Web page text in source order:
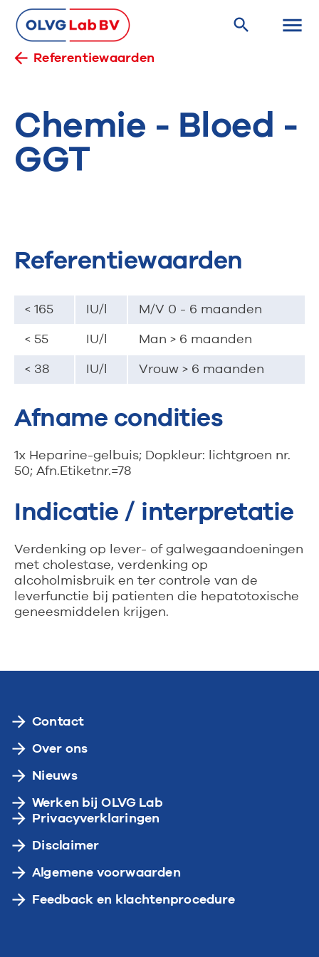
Referentiewaarden
Chemie - Bloed -
GGT
Referentiewaarden
< 165 IU/l M/V 0 - 6 maanden
< 55 IU/l Man > 6 maanden
< 38 IU/l Vrouw > 6 maanden
Afname condities
1x Heparine-gelbuis; Dopkleur: lichtgroen nr.
50; Afn.Etiketnr.=78
Indicatie / interpretatie
Verdenking op lever- of galwegaandoeningen
met cholestase, verdenking op
alcoholmisbruik en ter controle van de
leverfunctie bij patienten die hepatotoxische
geneesmiddelen krijgen.
Contact
Over ons
Nieuws
Werken bij OLVG Lab
Privacyverklaringen
Disclaimer
Algemene voorwaarden
Feedback en klachtenprocedure